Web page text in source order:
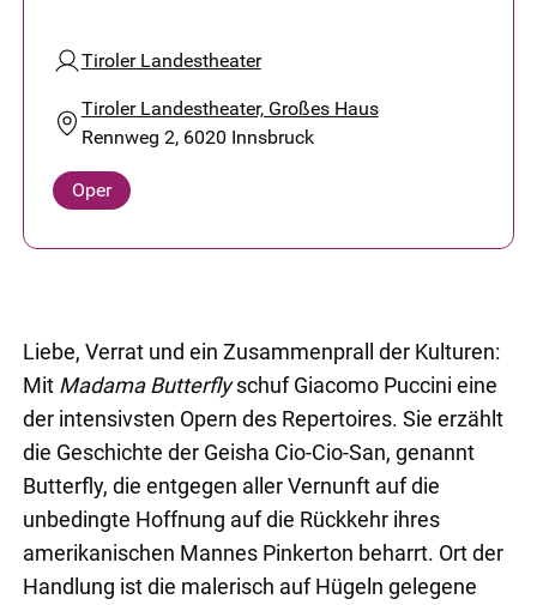
Tiroler Landestheater
Tiroler Landestheater, Großes Haus
Rennweg 2, 6020 Innsbruck
Oper
Liebe, Verrat und ein Zusammenprall der Kulturen:
Mit MadamaButterflyschuf Giacomo Puccini eine
der intensivsten Opern des Repertoires. Sie erzählt
die Geschichte der Geisha Cio-Cio-San, genannt
Butterfly, die entgegen aller Vernunft auf die
unbedingte Hoffnung auf die Rückkehr ihres
amerikanischen Mannes Pinkerton beharrt. Ort der
Handlung ist die malerisch auf Hügeln gelegene